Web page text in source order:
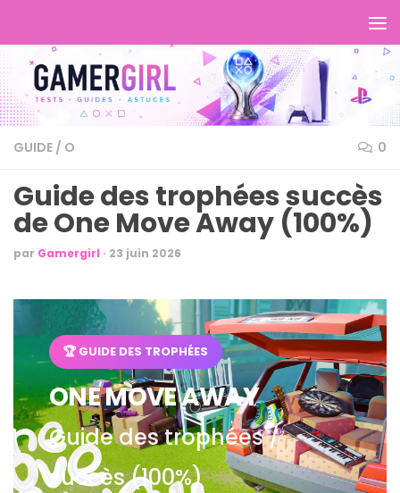
GUIDE / O 0
Guide des trophées succès
de One Move Away (100%)
par Gamergirl · 23 juin 2026
🏆 GUIDE DES TROPHÉES
ONE MOVE AWAY
Guide des trophées /
succès (100%)